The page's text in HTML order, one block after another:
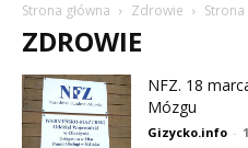
Strona główna Zdrowie Strona
ZDROWIE
NFZ. 18
Mózgu
Gizycko.info -